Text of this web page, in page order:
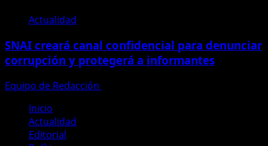
Actualidad
SNAI creará canal confidencial para denunciar
corrupción y protegerá a informantes
Equipo de Redacción
Inicio
Actualidad
Editorial